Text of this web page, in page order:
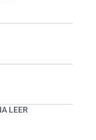
LEER